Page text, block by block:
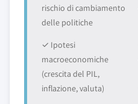
rischio di cambiamento
delle politiche
✓ Ipotesi
macroeconomiche
(crescita del PIL,
inflazione, valuta)